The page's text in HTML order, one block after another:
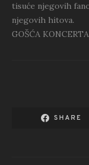
tisuće njegovih
njegovih hitova.
GOŠĆA
SHARE